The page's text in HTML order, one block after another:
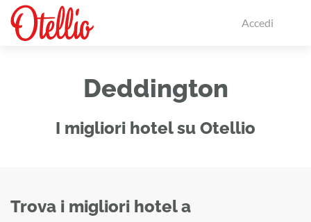
Accedi
Deddington
I migliori hotel su Otellio
Trova i migliori hotel a